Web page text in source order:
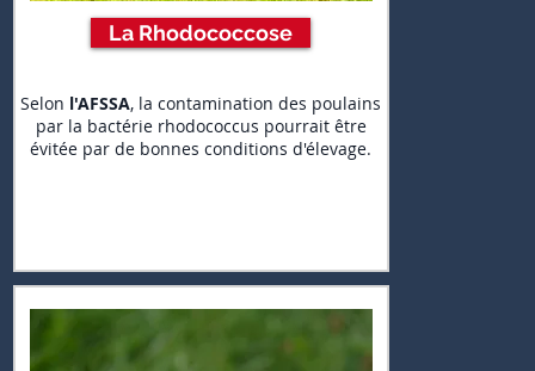
La Rhodococcose
Selon l'AFSSA, la contamination des poulains
par la bactérie rhodococcus pourrait être
évitée par de bonnes conditions d'élevage.